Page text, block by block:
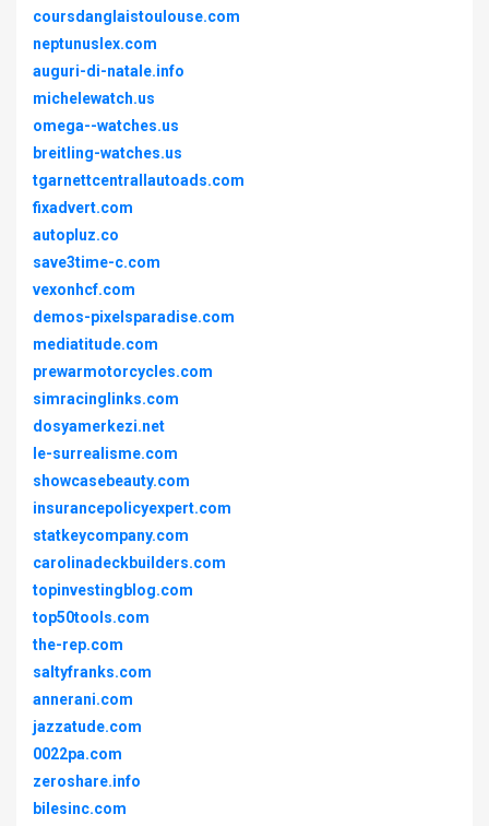
coursdanglaistoulouse.com
neptunuslex.com
auguri-di-natale.info
michelewatch.us
omega--watches.us
breitling-watches.us
tgarnettcentrallautoads.com
fixadvert.com
autopluz.co
save3time-c.com
vexonhcf.com
demos-pixelsparadise.com
mediatitude.com
prewarmotorcycles.com
simracinglinks.com
dosyamerkezi.net
le-surrealisme.com
showcasebeauty.com
insurancepolicyexpert.com
statkeycompany.com
carolinadeckbuilders.com
topinvestingblog.com
top50tools.com
the-rep.com
saltyfranks.com
annerani.com
jazzatude.com
0022pa.com
zeroshare.info
bilesinc.com